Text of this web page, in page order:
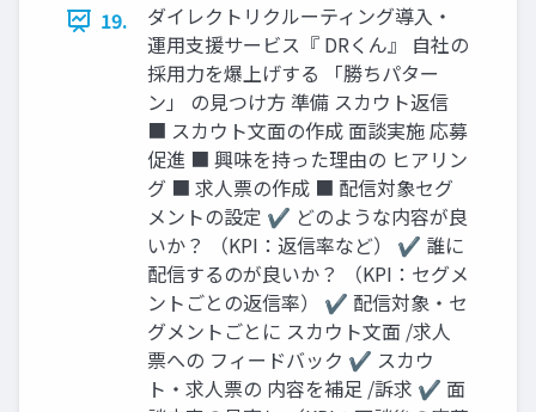
19.
ダイレクトリクルーティング導入・
運用支援サービス『 DRくん』 自社の
採用力を爆上げする 「勝ちパター
ン」 の見つけ方 準備 スカウト返信
■ スカウト文面の作成 面談実施 応募
促進 ■ 興味を持った理由の ヒアリン
グ ■ 求人票の作成 ■ 配信対象セグ
メントの設定 ✔ どのような内容が良
いか？ （KPI：返信率など） ✔ 誰に
配信するのが良いか？ （KPI：セグメ
ントごとの返信率） ✔ 配信対象・セ
グメントごとに スカウト文面 /求人
票への フィードバック ✔ スカウ
ト・求人票の 内容を補足 /訴求 ✔ 面